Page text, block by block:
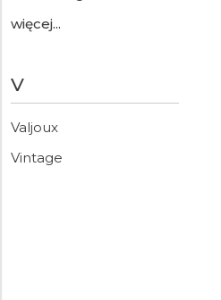
więcej...
V
Valjoux
Vintage